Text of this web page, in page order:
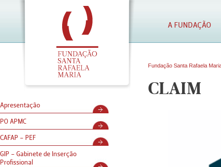
A FUNDAÇÃO
Fundação Santa Rafaela
CLAIM
Apresentação
PO APMC
CAFAP - PEF
GIP - Gabinete de Inserção
Profissional